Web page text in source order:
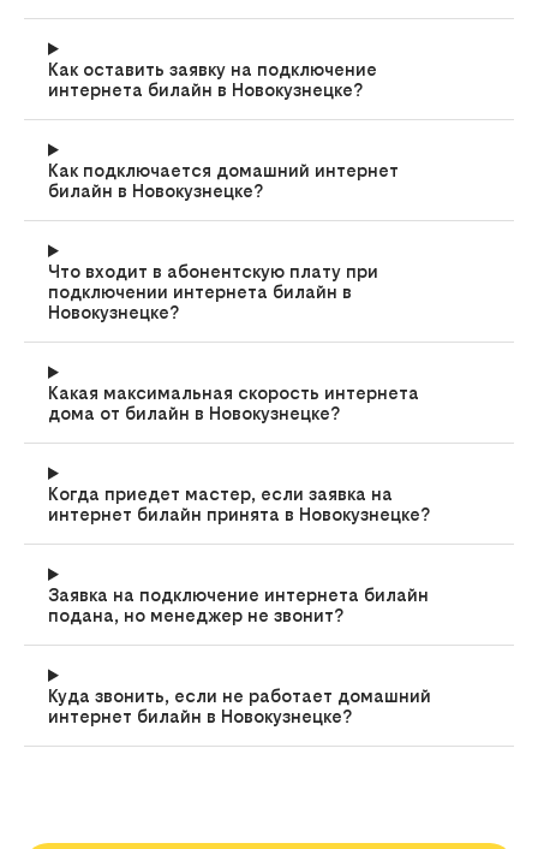
Как оставить заявку на подключение
интернета билайн в Новокузнецке?
Как подключается домашний интернет
билайн в Новокузнецке?
Что входит в абонентскую плату при
подключении интернета билайн в
Новокузнецке?
Какая максимальная скорость интернета
дома от билайн в Новокузнецке?
Когда приедет мастер, если заявка на
интернет билайн принята в Новокузнецке?
Заявка на подключение интернета билайн
подана, но менеджер не звонит?
Куда звонить, если не работает домашний
интернет билайн в Новокузнецке?